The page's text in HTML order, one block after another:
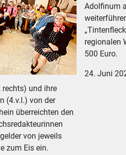
und ihre
(4.v.l.) von der
überreichten den
von jeweils
zum Eis ein.
Adolfinum
regionalen
500 Euro.
24. Juni